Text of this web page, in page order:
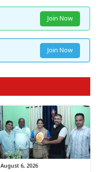
Join Now
Join Now
August 6, 2026